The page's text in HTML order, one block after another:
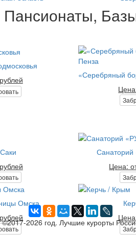
«Серебряный
Цена:
Омска
©2017-2026 год. Лучшие курорты